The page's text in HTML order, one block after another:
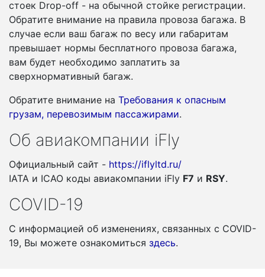
стоек Drop-off - на обычной стойке регистрации.
Обратите внимание на правила провоза багажа. В
случае если ваш багаж по весу или габаритам
превышает нормы бесплатного провоза багажа,
вам будет необходимо заплатить за
сверхнормативный багаж.
Обратите внимание на Требования к опасным
грузам, перевозимым пассажирами.
Об авиакомпании iFly
Официальный сайт - https://iflyltd.ru/
IATA и ICAO коды авиакомпании iFly F7 и RSY.
COVID-19
С информацией об изменениях, связанных c COVID-
19, Вы можете ознакомиться здесь.